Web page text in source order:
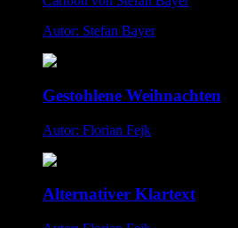
Autor: Stefan Bayer
Gestohlene Weihnachten
Autor: Florian Fejk
Alternativer Klartext